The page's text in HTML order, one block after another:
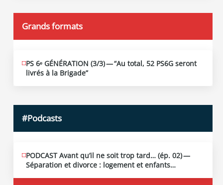
Grands formats
JUIN
19
2026
PS 6ᵉ GÉNÉRATION (3/​3) — “Au total, 52 PS6G seront
livrés à la Brigade”
#Podcasts
MAI
13
2026
PODCAST Avant qu’il ne soit trop tard… (ép. 02) —
Séparation et divorce : logement et enfants…